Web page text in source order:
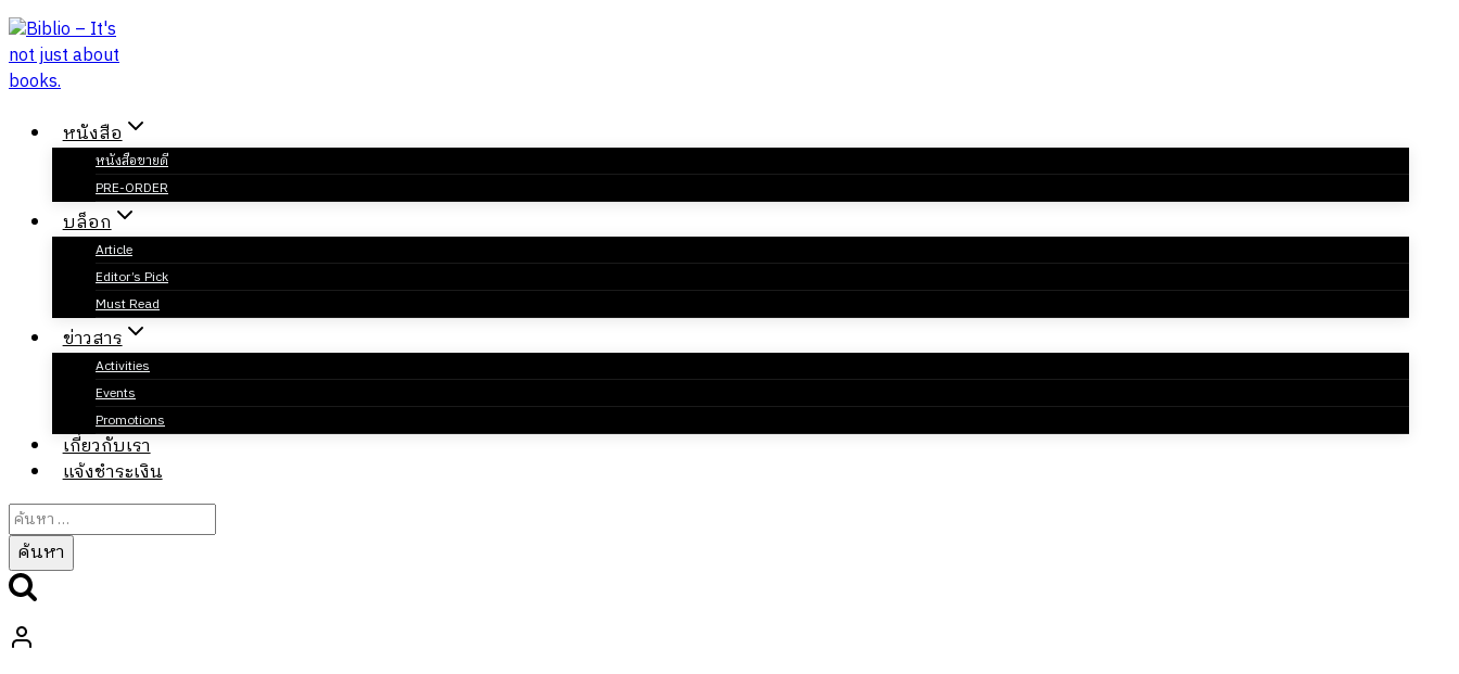
Skip
to
content
หนังสือ
หนังสือขายดี
PRE-ORDER
บล็อก
Article
Editor’s Pick
Must Read
ข่าวสาร
Activities
Events
Promotions
เกี่ยวกับเรา
แจ้งชำระเงิน
ค้นหา
สำหรับ: